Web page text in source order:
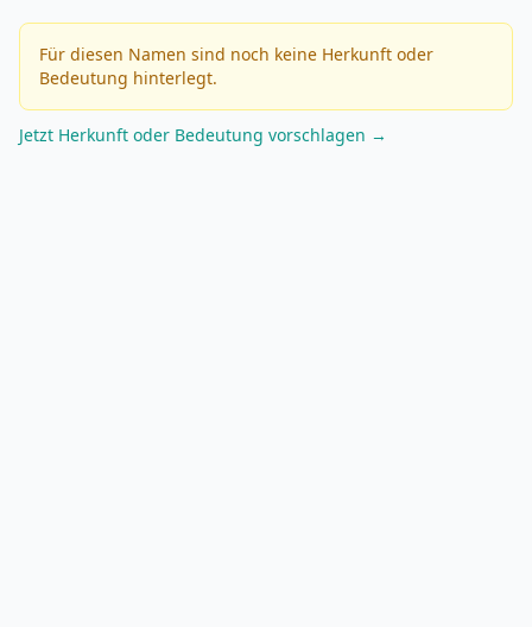
Für diesen Namen sind noch keine Herkunft oder
Bedeutung hinterlegt.
Jetzt Herkunft oder Bedeutung vorschlagen →